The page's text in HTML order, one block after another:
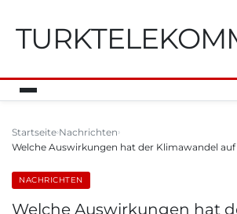
Startseite Nachrichten
Welche Auswirkungen hat der Klimawandel
NACHRICHTEN
Welche Auswirkungen hat